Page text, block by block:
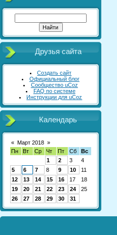
Друзья сайта
Создать сайт
Официальный блог
Сообщество uCoz
FAQ по системе
Инструкции для uCoz
Календарь
« Март 2018 »
Пн
Вт Ср Чт Пт Сб
Вс
1
2 3
4
5
6 7 8 9 10
11
12
13 14 15 16 17
18
19
20 21 22 23 24
25
26
27 28 29 30 31